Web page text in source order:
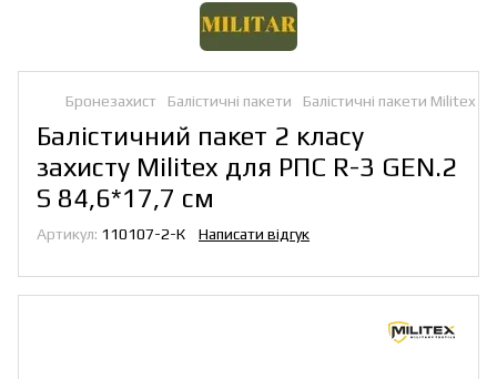
Бронезахист Балістичні пакети Балістичні пакети Militex
Балістичний пакет 2 класу
захисту Militex для РПС R-3 GEN.2
S 84,6*17,7 см
Артикул: 110107-2-К Написати відгук